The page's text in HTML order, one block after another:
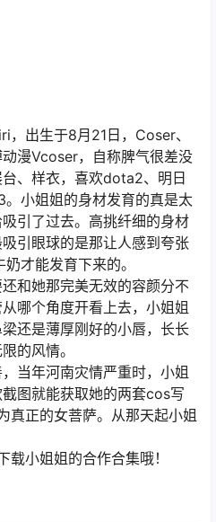
，出生于8月21日，Coser、
漫Vcoser，自称脾气很差没
、样衣，喜欢dota2、明日
。小姐姐的身材发育的真是太
引了过去。高挑纤细的身材
引眼球的是那让人感到夸张
才能发育下来的。
和她那完美无效的容颜分不
哪个角度开看上去，小姐姐
还是薄厚刚好的小唇，长长
的风情。
当年河南灾情严重时，小姐
图就能获取她的两套cos写
真正的女菩萨。从那天起小姐
小姐姐的合作合集哦！